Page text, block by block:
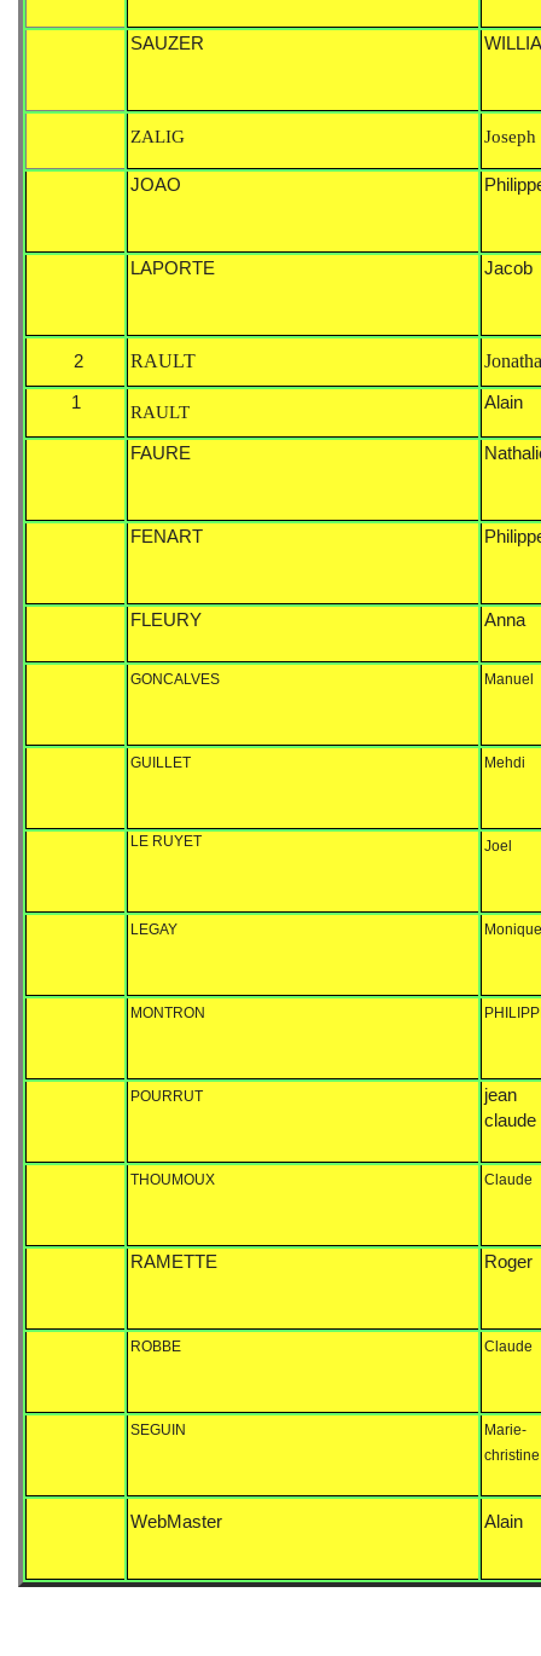
SAUZER
ZALIG Joseph
JOAO
LAPORTE Jacob
2 RAULT
1
RAULT Alain
FAURE
FENART
FLEURY Anna
GONCALVES Manuel
GUILLET Mehdi
LE RUYET Joel
LEGAY Monique
MONTRON
POURRUT
jean
claude
THOUMOUX Claude
RAMETTE Roger
ROBBE Claude
SEGUIN
Marie-
christine
WebMaster Alain